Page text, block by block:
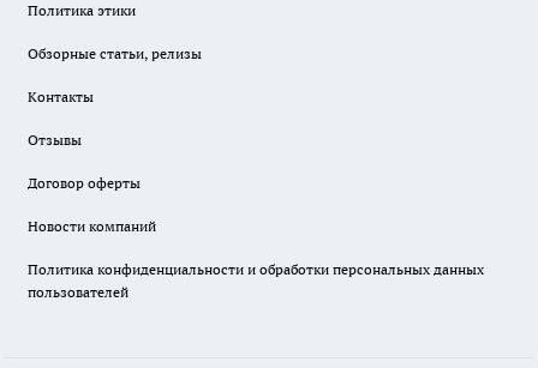
Политика этики
Обзорные статьи, релизы
Контакты
Отзывы
Договор оферты
Новости компаний
Политика конфиденциальности и обработки персональных данных
пользователей